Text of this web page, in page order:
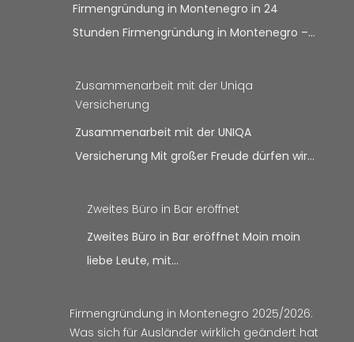
Firmengründung in Montenegro in 24
Stunden Firmengründung in Montenegro –…
Zusammenarbeit mit der Uniqa
Versicherung
Zusammenarbeit mit der UNIQA
Versicherung Mit großer Freude dürfen wir…
Zweites Büro in Bar eröffnet
Zweites Büro in Bar eröffnet Moin moin
liebe Leute, mit…
Firmengründung in Montenegro 2025/2026:
Was sich für Ausländer wirklich geändert hat